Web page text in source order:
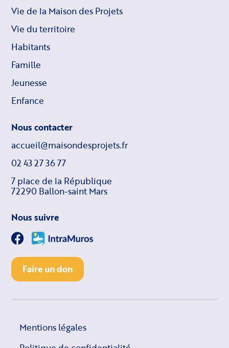
Vie de la Maison des Projets
Vie du territoire
Habitants
Famille
Jeunesse
Enfance
Nous contacter
accueil@maisondesprojets.fr
02 43 27 36 77
7 place de la République
72290 Ballon-saint Mars
Nous suivre
Faire un don
Mentions légales